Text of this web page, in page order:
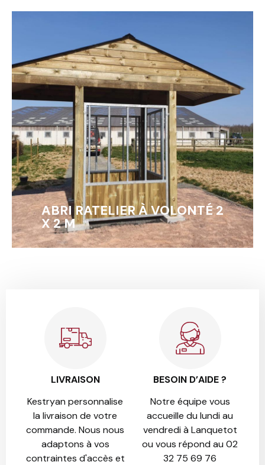
ABRI RATELIER À VOLONTÉ 2
X 2 M
EN SAVOIR +
LIVRAISON
Kestryan personnalise
la livraison de votre
commande. Nous nous
adaptons à vos
contraintes d'accès et
BESOIN D’AIDE ?
Notre équipe vous
accueille du lundi au
vendredi à Lanquetot
ou vous répond au 02
32 75 69 76